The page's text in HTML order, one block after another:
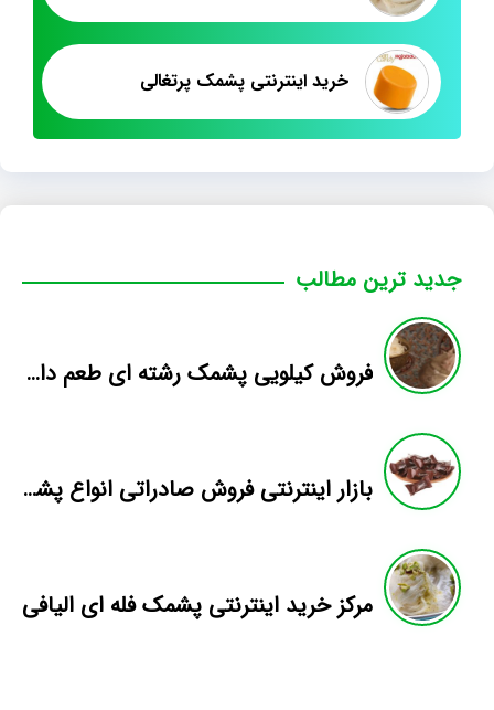
خرید اینترنتی پشمک پرتغالی
جدید ترین مطالب
فروش کیلویی پشمک رشته ای طعم دار میوه
بازار اینترنتی فروش صادراتی انواع پشمک الیافی/شکلاتی
مرکز خرید اینترنتی پشمک فله ای الیافی